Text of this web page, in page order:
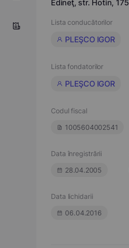
Edineţ, str. Hotin, 175
Lista conducătorilor
PLEŞCO IGOR
Lista fondatorilor
PLEŞCO IGOR
Codul fiscal
1005604002541
Data înregistrării
28.04.2005
Data lichidarii
06.04.2016